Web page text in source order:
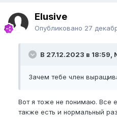
Elusive
Опубликовано 27
В 27.12.2023 в 18:59,
Зачем тебе член
Вот я тоже не понимаю. Все
также есть и нормальный